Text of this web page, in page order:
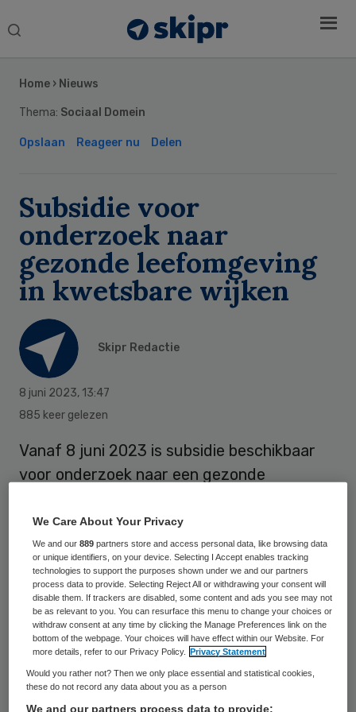
Search
Home › Nieuws
Thema: Sociaal Domein
Opslaan Reageer nu Delen
Subsidie voor
onderzoek naar
gezonde leefomgeving
in kwetsbare wijken
Skipr Redactie
8 juni 2023, 13:47
885 keer gelezen
Vanaf 8 juni 2023 is subsidie beschikbaar
voor onderzoek naar een gezonde
gebieden. Onderzoek moet duidelijk maken
wat er nodig is om de gezondheid in
kwetsbare wijken en gebieden te
verbeteren door middel van aanpassingen in
de leefomgeving.
Met dezesubsidiekunnen gemeenten en
GGD’en, samen met onderzoekers
Sidebar
We Care About Your Privacy
We and our889 partners store and access personal data, like browsing data
or unique identifiers, on your device. Selecting I Accept enables tracking
technologies to support the purposes shown under we and our partners
process data to provide. Selecting Reject All or withdrawing your consent will
disable them. If trackers are disabled, some content and ads you see may not
be as relevant to you. You can resurface this menu to change your choices or
withdraw consent at any time by clicking the Manage Preferences link on the
bottom of the webpage. Your choices will have effect within our Website. For
more details, refer to our Privacy Policy.
Privacy Statement
Would you rather not? Then we only place essential and statistical cookies,
these do not record any data about you as a person
We and our partners process data to provide: